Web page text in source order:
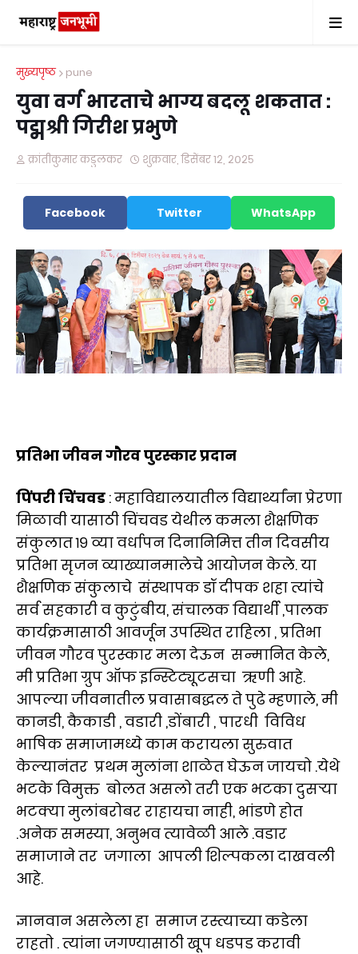
मुख्यपृष्ठ pune
युवा वर्ग भारताचे भाग्य बदलू शकतात :
पद्मश्री गिरीश प्रभुणे
क्रांतीकुमार कडुलकर शुक्रवार, डिसेंबर १२, २०२५
Facebook Twitter WhatsApp
प्रतिभा जीवन गौरव पुरस्कार प्रदान
पिंपरी चिंचवड : महाविद्यालयातील विद्यार्थ्यांना प्रेरणा
मिळावी यासाठी चिंचवड येथील कमला शैक्षणिक
संकुलात १९ व्या वर्धापन दिनानिमित्त तीन दिवसीय
प्रतिभा सृजन व्याख्यानमालेचे आयोजन केले. या
शैक्षणिक संकुलाचे संस्थापक डॉ दीपक शहा त्यांचे
सर्व सहकारी व कुटुंबीय, संचालक विद्यार्थी ,पालक
कार्यक्रमासाठी आवर्जून उपस्थित राहिला , प्रतिभा
जीवन गौरव पुरस्कार मला देऊन सन्मानित केले,
मी प्रतिभा ग्रुप ऑफ इन्स्टिट्यूटसचा ऋणी आहे.
आपल्या जीवनातील प्रवासाबद्धल ते पुढे म्हणाले, मी
कानडी, कैकाडी , वडारी ,डोंबारी , पारधी विविध
भाषिक समाजामध्ये काम करायला सुरुवात
केल्यानंतर प्रथम मुलांना शाळेत घेऊन जायचो .येथे
भटके विमुक्त बोलत असलो तरी एक भटका दुसऱ्या
भटक्या मुलांबरोबर राहायचा नाही, भांडणे होत
.अनेक समस्या, अनुभव त्यावेळी आले .वडार
समाजाने तर जगाला आपली शिल्पकला दाखवली
आहे.
ज्ञानवान असलेला हा समाज रस्त्याच्या कडेला
राहतो . त्यांना जगण्यासाठी खूप धडपड करावी